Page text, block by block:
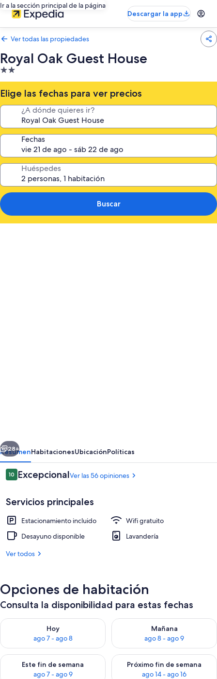
Ir a la sección principal de la página
Descargar la app
Ver todas las propiedades
Royal Oak Guest House
Propiedad
de
2.0
estrellas
Elige las fechas para ver precios
¿A dónde quieres ir?
Fechas
Huéspedes
Buscar
Siguiente
28+
ResumenHabitacionesUbicaciónPolíticas
Opiniones
1010 de 10,
ExcepcionalVer las 56 opiniones
Servicios principales
Estacionamiento incluido
Wifi gratuito
Desayuno disponible
Lavandería
Ver todos
Opciones de habitación
Consulta la disponibilidad para estas fechas
Hoy
ago 7 - ago 8
Consulta la disponibilidad para hoy ago 7 - ago 8
Mañana
ago 8 - ago 9
Consulta la disponibilidad
Este fin de semana
ago 7 - ago 9
Consulta la disponibilidad para este fin de semana ago 7 -
Próximo fin de semana
ago 14 - ago 16
Consulta la disponibilidad